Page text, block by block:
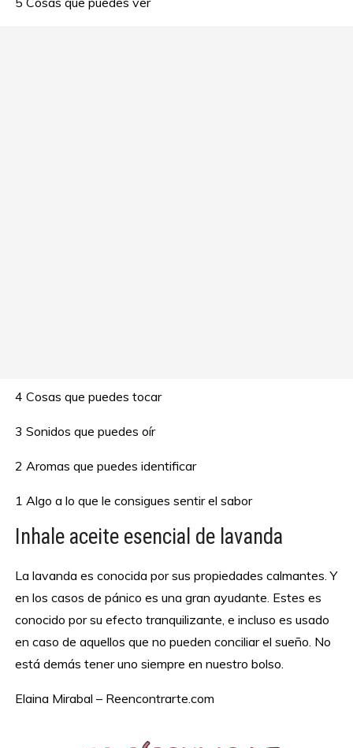
4 Cosas que puedes tocar
3 Sonidos que puedes oír
2 Aromas que puedes identificar
1 Algo a lo que le consigues sentir el sabor
Inhale aceite esencial de lavanda
La lavanda es conocida por sus propiedades calmantes. Y
en los casos de pánico es una gran ayudante. Estes es
conocido por su efecto tranquilizante, e incluso es usado
en caso de aquellos que no pueden conciliar el sueño. No
está demás tener uno siempre en nuestro bolso.
Elaina Mirabal – Reencontrarte.com